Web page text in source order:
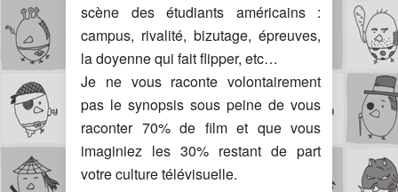
scène des étudiants américains :
campus, rivalité, bizutage, épreuves,
la doyenne qui fait flipper, etc…
Je ne vous raconte volontairement
pas le synopsis sous peine de vous
raconter 70% de film et que vous
imaginiez les 30% restant de part
votre culture télévisuelle.